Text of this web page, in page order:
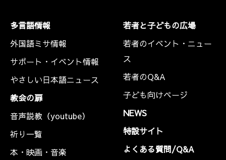
多言語情報
外国語ミサ情報
サポート・イベント情報
やさしい日本語ニュース
教会の扉
音声説教（youtube）
祈り一覧
本・映画・音楽
若者と子どもの広場
若者のイベント・ニュー
ス
若者のQ&A
子ども向けページ
NEWS
特設サイト
よくある質問/Q&A